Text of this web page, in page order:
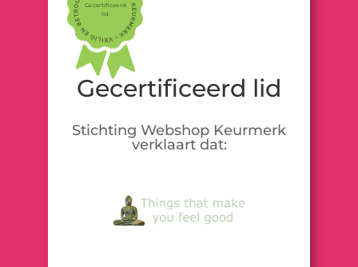
Gecertificeerd
lid
Gecertificeerd lid
Stichting Webshop Keurmerk
verklaart dat: